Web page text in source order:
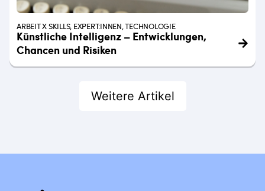
ARBEIT X SKILLS, EXPERT:INNEN, TECHNOLOGIE
Künstliche Intelligenz – Entwicklungen,
Chancen und Risiken
Weitere Artikel